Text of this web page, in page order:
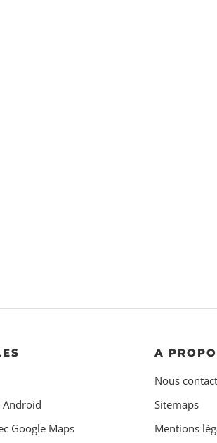
Android
Google Maps
A
Nous
Sitemaps
Mentions